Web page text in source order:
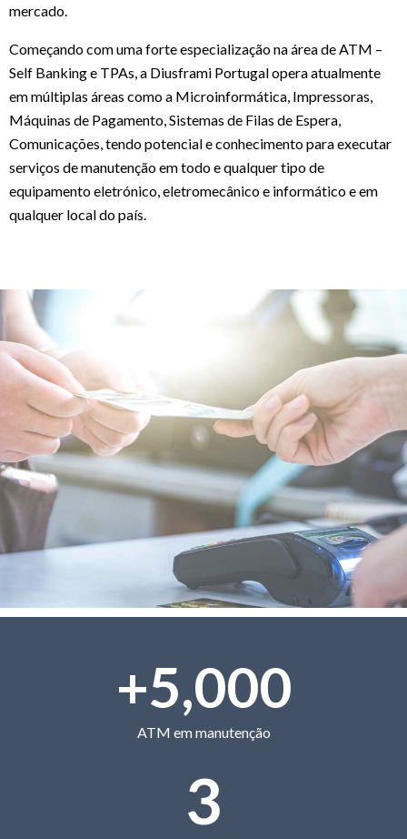
mercado.
Começando com uma forte especialização na área de ATM –
Self Banking e TPAs, a Diusframi Portugal opera atualmente
em múltiplas áreas como a Microinformática, Impressoras,
Máquinas de Pagamento, Sistemas de Filas de Espera,
Comunicações, tendo potencial e conhecimento para executar
serviços de manutenção em todo e qualquer tipo de
equipamento eletrónico, eletromecânico e informático e em
qualquer local do país.
+5,000
ATM em manutenção
3